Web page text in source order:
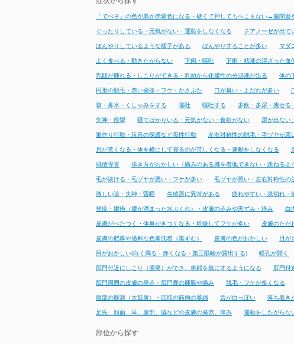
「でべそ」の色が黒か赤紫色になる・硬くて押してもへこまない→腸閉塞
ぐったりしている・元気がない・運動をしなくなる チアノーゼが出て
ぼんやりしているような様子がある ぼんやりすることが多い マダ
よく食べる・動きたがらない 下痢・嘔吐 下痢・粘液の混ざった血
乳腺が腫れる・しこりができる・乳頭から化膿性の分泌液が出る 体の
円形の脱毛・赤い発疹・フケ・かさぶた 口が臭い・よだれが多い
咳・鼻水・くしゃみをする 嘔吐 嘔吐する 多飲・多尿・痩せる
失神・痙攣 寝てばかりいる・元気がない・食欲がない 尿が出ない
巣作り行動・玩具の保護など母性行動 左右対称性の脱毛・毛ヅヤが悪
息が荒くなる・体を横にして寝るのが苦しくなる・運動をしなくなる
排便障害 歩き方がおかしい（痛みのある脚を着地できない・跳ねるよ
毛が抜ける・毛ヅヤが悪い・フケが多い 毛ヅヤが悪い・左右対称性の
激しい咳・失神・昏睡 生殖器に異常がある 疲れやすい・息切れ・
発疹・膿疱（膿が溜まった水ぶくれ）・皮膚の赤みや黒ずみ・痒み 白
皮膚がべたつく・体臭がきつくなる・乾燥してフケが多い 皮膚のただ
皮膚の肥厚や過剰な色素沈着（黒ずむ） 皮膚の色がおかしい 目が
目がおかしい(白く濁る・赤くなる・第三眼瞼が露出する) 瞳孔が開く
肛門付近にしこり（腫瘍）ができ、患部を気にするようになる 肛門付
肛門周囲の皮膚の発赤・肛門嚢の腫脹や痛み 脱毛・フケが多くなる
腹部の膨満（太鼓腹）・四肢の筋肉の萎縮 舌が白っぽい 落ち着き
足先、顔面、耳、腹部、脇などの皮膚の発赤、痒み 運動をしたがらな
部位から探す